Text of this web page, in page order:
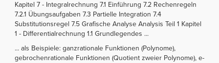
Kapitel 7 - Integralrechnung 7.1 Einführung 7.2 Rechenregeln
7.2.1 Übungsaufgaben 7.3 Partielle Integration 7.4
Substitutionsregel 7.5 Grafische Analyse Analysis Teil 1 Kapitel
1 - Differentialrechnung 1.1 Grundlegendes ...
... als Beispiele: ganzrationale Funktionen (Polynome),
gebrochenrationale Funktionen (Quotient zweier Polynome), e-